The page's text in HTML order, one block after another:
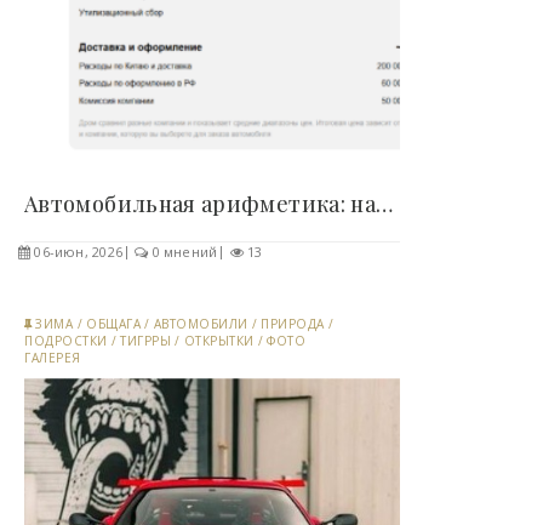
Автомобильная арифметика: налоги и пошлины..
06-июн, 2026 0 мнений 13
ЗИМА / ОБЩАГА / АВТОМОБИЛИ / ПРИРОДА /
ПОДРОСТКИ /ТИГРРЫ / ОТКРЫТКИ /ФОТО
ГАЛЕРЕЯ